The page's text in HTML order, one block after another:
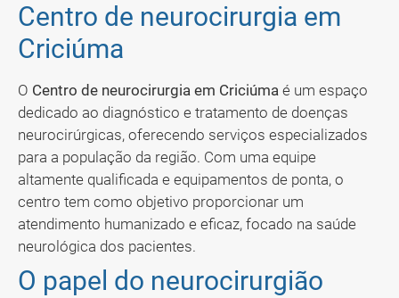
Centro de neurocirurgia em
Criciúma
O Centro de neurocirurgia em Criciúma é um espaço
dedicado ao diagnóstico e tratamento de doenças
neurocirúrgicas, oferecendo serviços especializados
para a população da região. Com uma equipe
altamente qualificada e equipamentos de ponta, o
centro tem como objetivo proporcionar um
atendimento humanizado e eficaz, focado na saúde
neurológica dos pacientes.
O papel do neurocirurgião